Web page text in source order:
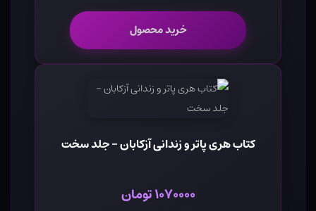
خرید محصول
کتاب هری پاتر و زندانی آزکابان - جلد سخت
۱۰۷۰۰۰۰ تومان